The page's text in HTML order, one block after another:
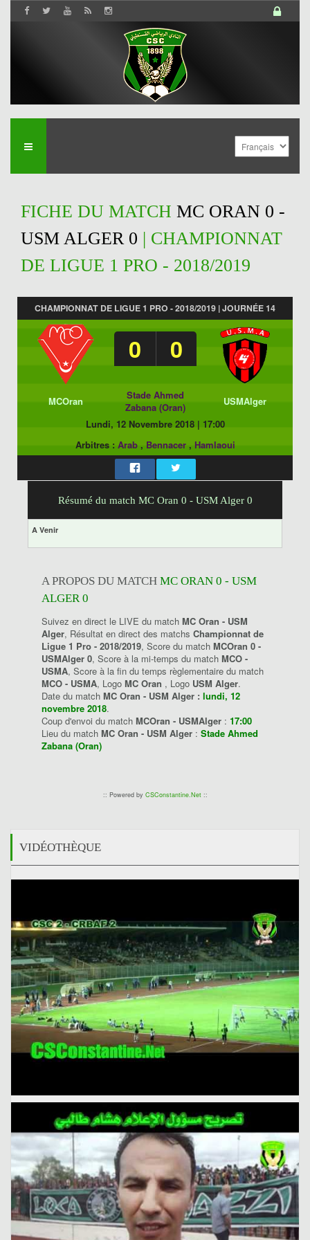
FICHE DU MATCH MC ORAN 0 -
USM ALGER 0 | CHAMPIONNAT
DE LIGUE 1 PRO - 2018/2019
CHAMPIONNAT DE LIGUE 1 PRO - 2018/2019 | JOURNÉE 14
0 0
MCOran
Stade Ahmed
Zabana (Oran)
USMAlger
Lundi, 12 Novembre 2018| 17:00
Arbitres : Arab, Bennacer, Hamlaoui
Résumé du match MC Oran 0 - USM Alger 0
A Venir
A PROPOS DU MATCH MC ORAN 0 - USM
ALGER 0
Suivez en direct le LIVE du match MC Oran - USM
Alger, Résultat en direct des matchs Championnat de
Ligue 1 Pro - 2018/2019, Score du match MCOran 0 -
USMAlger 0, Score à la mi-temps du match MCO -
USMA, Score à la fin du temps règlementaire du match
MCO - USMA, Logo MC Oran , Logo USM Alger.
Date du match MC Oran - USM Alger : lundi, 12
novembre 2018.
Coup d'envoi du match MCOran - USMAlger : 17:00
Lieu du match MC Oran - USM Alger : Stade Ahmed
Zabana (Oran)
:: Powered by CSConstantine.Net::
VIDÉOTHÈQUE